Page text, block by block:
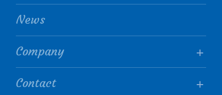
News
Company
Contact